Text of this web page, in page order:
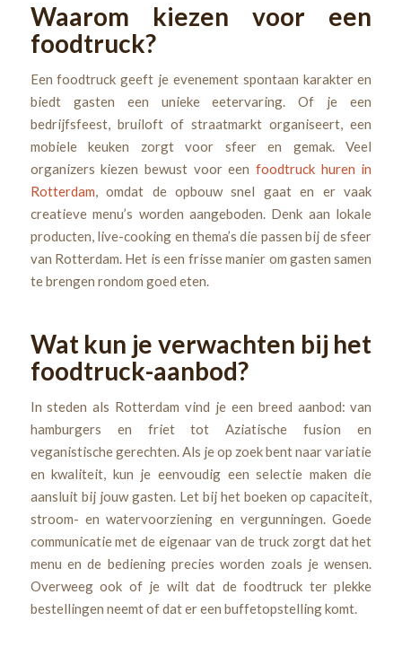
Waarom kiezen voor een
foodtruck?
Een foodtruck geeft je evenement spontaan karakter en
biedt gasten een unieke eetervaring. Of je een
bedrijfsfeest, bruiloft of straatmarkt organiseert, een
mobiele keuken zorgt voor sfeer en gemak. Veel
organizers kiezen bewust voor eenfoodtruck huren in
Rotterdam, omdat de opbouw snel gaat en er vaak
creatieve menu’s worden aangeboden. Denk aan lokale
producten, live-cooking en thema’s die passen bij de sfeer
van Rotterdam. Het is een frisse manier om gasten samen
te brengen rondom goed eten.
Wat kun je verwachten bij het
foodtruck-aanbod?
In steden als Rotterdam vind je een breed aanbod: van
hamburgers en friet tot Aziatische fusion en
veganistische gerechten. Als je op zoek bent naar variatie
en kwaliteit, kun je eenvoudig een selectie maken die
aansluit bij jouw gasten. Let bij het boeken op capaciteit,
stroom- en watervoorziening en vergunningen. Goede
communicatie met de eigenaar van de truck zorgt dat het
menu en de bediening precies worden zoals je wensen.
Overweeg ook of je wilt dat de foodtruck ter plekke
bestellingen neemt of dat er een buffetopstelling komt.